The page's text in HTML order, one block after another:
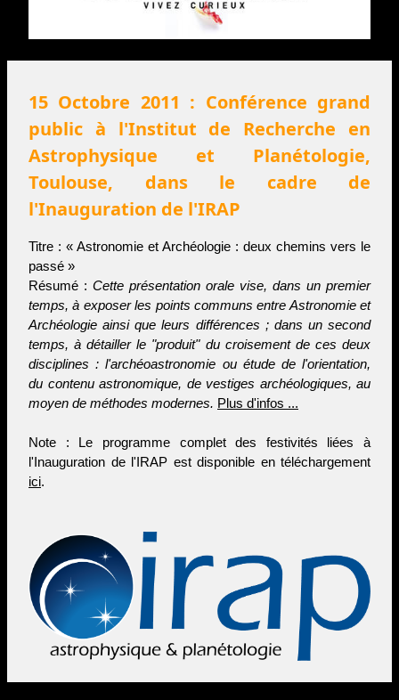
15 Octobre 2011 : Conférence grand
public à l'Institut de Recherche en
Astrophysique et Planétologie,
Toulouse, dans le cadre de
l'Inauguration de l'IRAP
Titre : « Astronomie et Archéologie : deux chemins vers le
passé »
Résumé : Cette présentation orale vise, dans un premier
temps, à exposer les points communs entre Astronomie et
Archéologie ainsi que leurs différences ; dans un second
temps, à détailler le "produit" du croisement de ces deux
disciplines : l'archéoastronomie ou étude de l'orientation,
du contenu astronomique, de vestiges archéologiques, au
moyen de méthodes modernes. Plus d'infos ...
Note : Le programme complet des festivités liées à
l'Inauguration de l'IRAP est disponible en téléchargement
ici.